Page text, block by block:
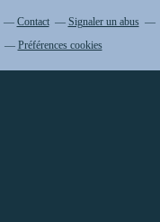
Contact
Signaler un abus
Préférences cookies